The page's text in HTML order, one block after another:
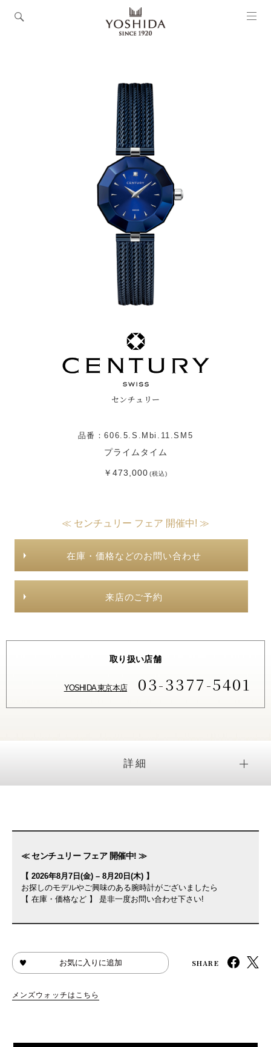
センチュリー
品番：606.5.S.Mbi.11.SM5
プライムタイム
￥473,000(税込)
≪ センチュリー フェア 開催中! ≫
在庫・価格などのお問い合わせ
来店のご予約
取り扱い店舗
YOSHIDA 東京本店 03-3377-5401
詳細
≪ センチュリー フェア 開催中! ≫
【 2026年8月7日(金) – 8月20日(木) 】
お探しのモデルやご興味のある腕時計がございましたら
【 在庫・価格など 】 是非一度お問い合わせ下さい!
お気に入りに追加 SHARE
メンズウォッチはこちら